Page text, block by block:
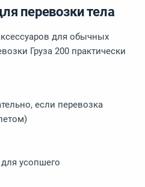
перевозки тела
для обычных
Груза 200 практически
если перевозка
усопшего